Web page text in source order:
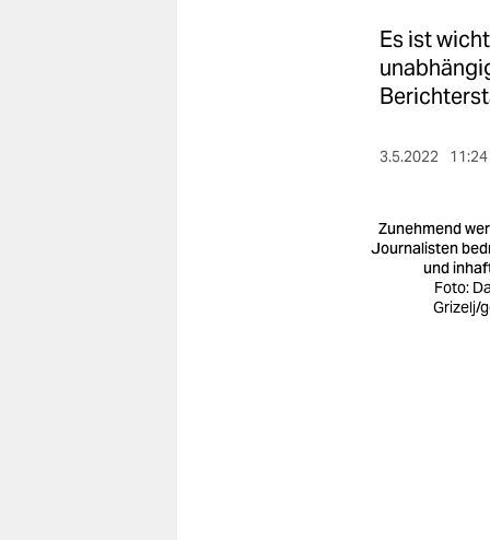
Es ist
3.5.2022
Zunehmend
Journalisten
und
Foto:
Grizelj/